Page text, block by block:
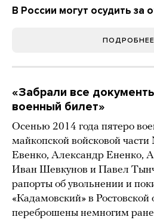
В России могут осудить за
ПОДРОБНЕЕ
«Забрали все
военный билет»
Осенью 2014 года пятеро
майкопской войсковой
Евенко, Александр Ененко,
Иван Шевкунов и Павел
рапорты об увольнении и
«Кадамовский» в Ростовской
переброшены немногим